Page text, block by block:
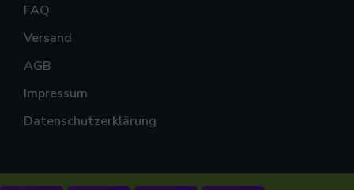
FAQ
Versand
AGB
Impressum
Datenschutzerklärung